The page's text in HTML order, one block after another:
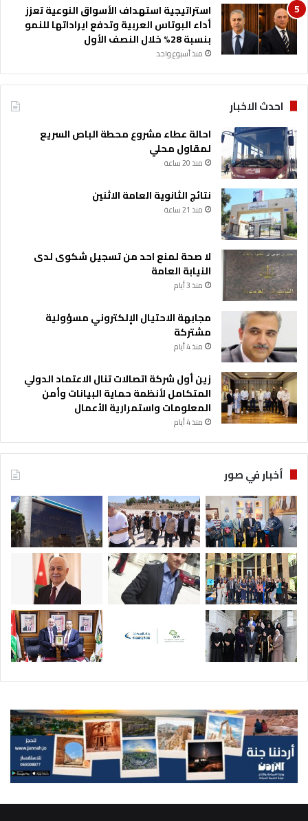
استراتيجية استهداف الأسواق النوعية تعزز
أداء البوتاس العربية وتدفع ايراداتها للنمو
بنسبة 28% خلال النصف الأول
منذ أسبوع واحد
احدث الاخبار
احالة عطاء مشروع محطة الباص السريع
لمقاول محلي
منذ 20 ساعة
نتائج الثانوية العامة الاثنين
منذ 21 ساعة
لا صحة لمنع احد من تسجيل شكوى لدى
النيابة العامة
منذ 3 أيام
مجابهة الاحتيال الإلكتروني مسؤولية
مشتركة
منذ 4 أيام
زين أول شركة اتصالات تنال الاعتماد الدولي
المتكامل لأنظمة حماية البيانات وأمن
المعلومات واستمرارية الأعمال
منذ 4 أيام
أخبار في صور